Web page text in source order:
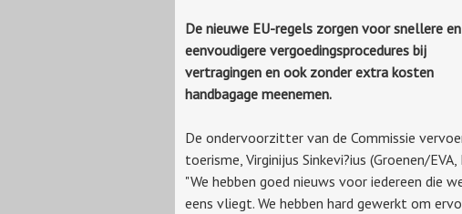
De nieuwe EU-regels zorgen voor snellere en
eenvoudigere vergoedingsprocedures bij
vertragingen en ook zonder extra kosten
handbagage meenemen.
De ondervoorzitter van de Commissie
toerisme, Virginijus Sinkevi?ius (Groenen/EVA,
"We hebben goed nieuws voor iedereen die
eens vliegt. We hebben hard gewerkt om